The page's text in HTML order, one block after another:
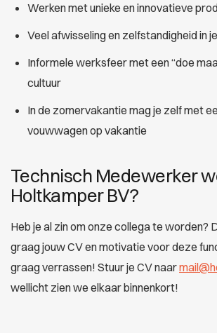
Werken met unieke en innovatieve
Veel afwisseling en zelfstandigheid in
Informele werksfeer met een “doe
cultuur
In de zomervakantie mag je zelf met
vouwwagen op vakantie
Technisch Medewerker
Holtkamper BV?
Heb je al zin om onze collega te worden?
graag jouw CV en motivatie voor deze
graag verrassen! Stuur je CV naar
wellicht zien we elkaar binnenkort!